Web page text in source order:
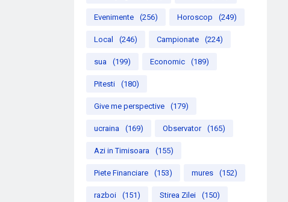
Evenimente (256) Horoscop (249)
Local (246) Campionate (224)
sua (199) Economic (189)
Pitesti (180)
Give me perspective (179)
ucraina (169) Observator (165)
Azi in Timisoara (155)
Piete Financiare (153) mures (152)
razboi (151) Stirea Zilei (150)